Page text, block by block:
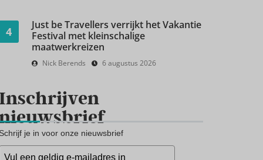
4
Just be Travellers verrijkt het Vakantie
Festival met kleinschalige
maatwerkreizen
Nick Berends 6 augustus 2026
Schrijf je in voor onze nieuwsbrief